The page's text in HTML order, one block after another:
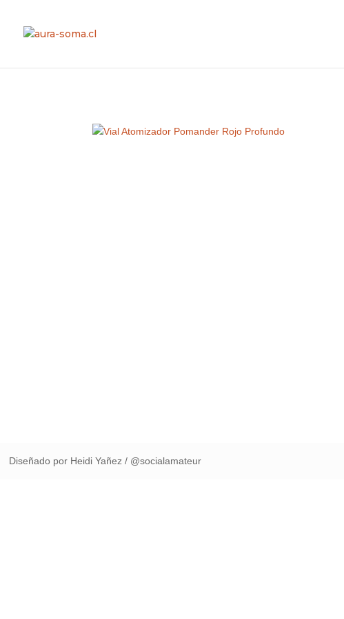
Diseñado por Heidi Yañez / @socialamateur